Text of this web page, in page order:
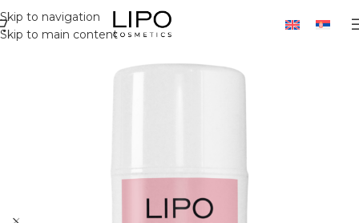
Skip to navigation
Skip to main content